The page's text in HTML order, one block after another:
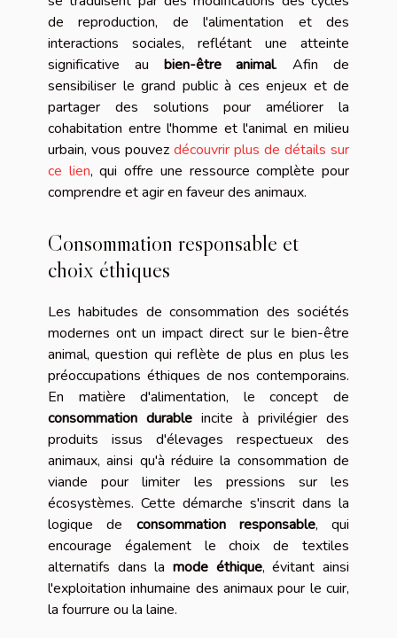
de reproduction, de l'alimentation et des
interactions sociales, reflétant une atteinte
significative au bien-être animal. Afin de
sensibiliser le grand public à ces enjeux et de
partager des solutions pour améliorer la
cohabitation entre l'homme et l'animal en milieu
urbain, vous pouvez découvrir plus de détails sur
ce lien, qui offre une ressource complète pour
comprendre et agir en faveur des animaux.
Consommation responsable et
choix éthiques
Les habitudes de consommation des sociétés
modernes ont un impact direct sur le bien-être
animal, question qui reflète de plus en plus les
préoccupations éthiques de nos contemporains.
En matière d'alimentation, le concept de
consommation durable incite à privilégier des
produits issus d'élevages respectueux des
animaux, ainsi qu'à réduire la consommation de
viande pour limiter les pressions sur les
écosystèmes. Cette démarche s'inscrit dans la
logique de consommation responsable, qui
encourage également le choix de textiles
alternatifs dans la mode éthique, évitant ainsi
l'exploitation inhumaine des animaux pour le cuir,
la fourrure ou la laine.